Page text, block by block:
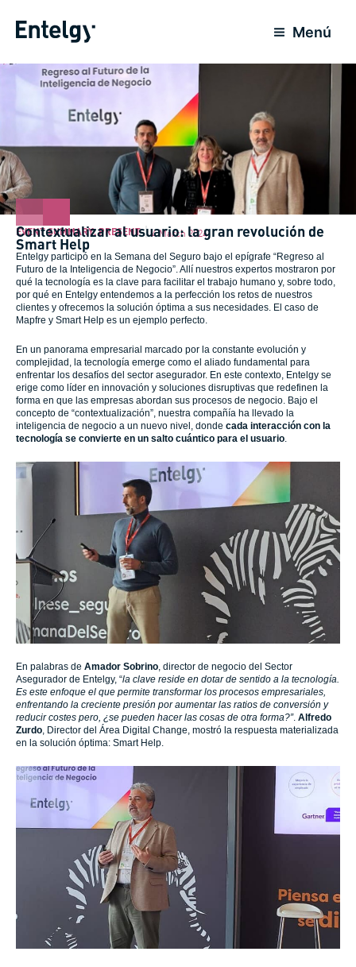
Menú
EVENT SUMMARY,PRESENT 4 March 2024
Contextualizar al usuario: la gran revolución de
Smart Help
Entelgy participó en la Semana del Seguro bajo el epígrafe “Regreso al
Futuro de la Inteligencia de Negocio”. Allí nuestros expertos mostraron por
qué la tecnología es la clave para facilitar el trabajo humano y, sobre todo,
por qué en Entelgy entendemos a la perfección los retos de nuestros
clientes y ofrecemos la solución óptima a sus necesidades. El caso de
Mapfre y Smart Help es un ejemplo perfecto.
En un panorama empresarial marcado por la constante evolución y
complejidad, la tecnología emerge como el aliado fundamental para
enfrentar los desafíos del sector asegurador. En este contexto, Entelgy se
erige como líder en innovación y soluciones disruptivas que redefinen la
forma en que las empresas abordan sus procesos de negocio. Bajo el
concepto de “contextualización”, nuestra compañía ha llevado la
inteligencia de negocio a un nuevo nivel, donde cada interacción con la
tecnología se convierte en un salto cuántico para el usuario.
En palabras de Amador Sobrino, director de negocio del Sector
Asegurador de Entelgy, “la clave reside en dotar de sentido a la tecnología.
Es este enfoque el que permite transformar los procesos empresariales,
enfrentando la creciente presión por aumentar las ratios de conversión y
reducir costes pero, ¿se pueden hacer las cosas de otra forma?”. Alfredo
Zurdo, Director del Área Digital Change, mostró la respuesta materializada
en la solución óptima: Smart Help.